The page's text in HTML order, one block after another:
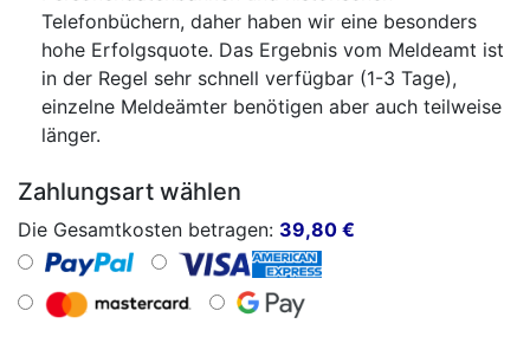
Telefonbüchern, daher haben wir eine besonders
hohe Erfolgsquote. Das Ergebnis vom Meldeamt ist
in der Regel sehr schnell verfügbar (1-3 Tage),
einzelne Meldeämter benötigen aber auch teilweise
länger.
Zahlungsart wählen
Die Gesamtkosten betragen: 39,80 €